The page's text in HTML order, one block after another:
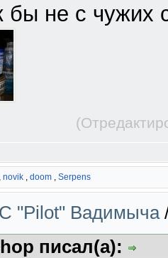
бы не с чужих
, novik , doom , Serpens
"Pilot" Вадимыча
писал(а):